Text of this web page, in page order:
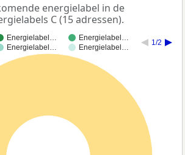
energielabel in de
C (15 adressen).
Energielabel…
Energielabel…
Energielabel… Energielabel…
1/2